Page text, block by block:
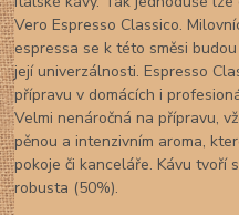
Vero Espresso Classico.
espressa se k této směsi
její univerzálnosti. Espresso
přípravu v domácích i
Velmi nenáročná na přípravu,
pěnou a intenzivním aroma,
pokoje či kanceláře. Kávu tvoří
robusta (50%).